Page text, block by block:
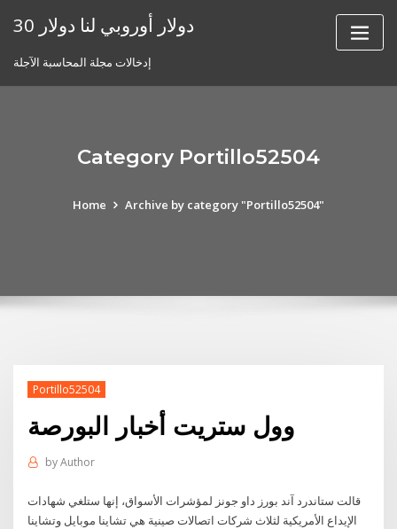
30 دولار أوروبي لنا دولار
إدخالات مجلة المحاسبة الآجلة
Category Portillo52504
Home Archive by category "Portillo52504"
Portillo52504
وول ستريت أخبار البورصة
byAuthor
قالت ستاندرد آند بورز داو جونز لمؤشرات الأسواق، إنها ستلغي شهادات
الإيداع الأمريكية لثلاث شركات اتصالات صينية هي تشاينا موبايل وتشاينا